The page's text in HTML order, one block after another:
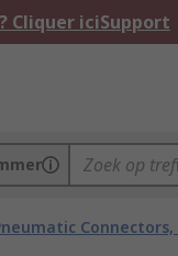
Cliquer iciSupport